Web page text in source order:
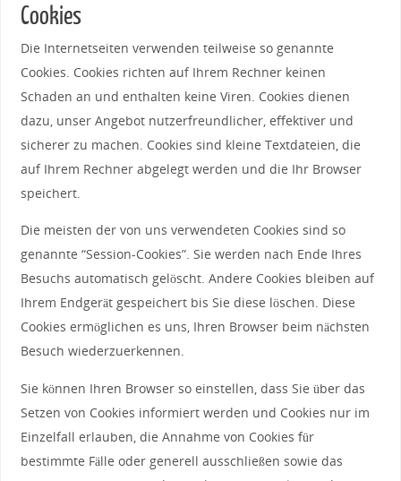
Cookies
Die Internetseiten verwenden teilweise so genannte
Cookies. Cookies richten auf Ihrem Rechner keinen
Schaden an und enthalten keine Viren. Cookies dienen
dazu, unser Angebot nutzerfreundlicher, effektiver und
sicherer zu machen. Cookies sind kleine Textdateien, die
auf Ihrem Rechner abgelegt werden und die Ihr Browser
speichert.
Die meisten der von uns verwendeten Cookies sind so
genannte “Session-Cookies”. Sie werden nach Ende Ihres
Besuchs automatisch gelöscht. Andere Cookies bleiben auf
Ihrem Endgerät gespeichert bis Sie diese löschen. Diese
Cookies ermöglichen es uns, Ihren Browser beim nächsten
Besuch wiederzuerkennen.
Sie können Ihren Browser so einstellen, dass Sie über das
Setzen von Cookies informiert werden und Cookies nur im
Einzelfall erlauben, die Annahme von Cookies für
bestimmte Fälle oder generell ausschließen sowie das